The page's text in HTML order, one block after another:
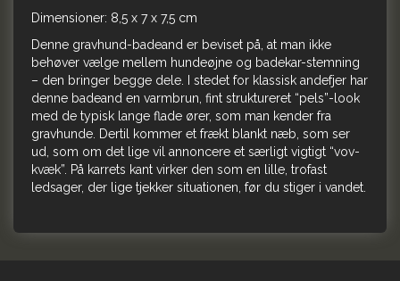
Dimensioner: 8,5 x 7 x 7,5 cm
Denne gravhund-badeand er beviset på, at man ikke
behøver vælge mellem hundeøjne og badekar-stemning
– den bringer begge dele. I stedet for klassisk andefjer har
denne badeand en varmbrun, fint struktureret “pels”-look
med de typisk lange flade ører, som man kender fra
gravhunde. Dertil kommer et frækt blankt næb, som ser
ud, som om det lige vil annoncere et særligt vigtigt “vov-
kvæk”. På karrets kant virker den som en lille, trofast
ledsager, der lige tjekker situationen, før du stiger i vandet.